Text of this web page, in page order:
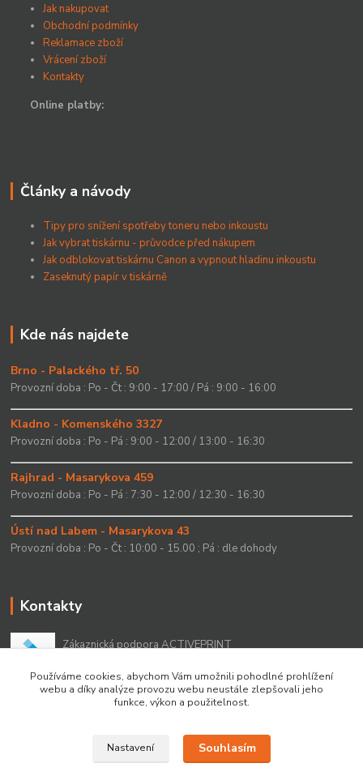
Jak nakupovat
Obchodní podmínky
Reklamace zboží
Vrácení zboží
Kontakty
Online platby:
Články a návody
Tipy pro snížení spotřeby toneru nebo inkoustu
Jak vybrat tiskárnu - průvodce před nákupem
Jak odblokovat tiskárnu Canon a vypnout hladinu inkoustu
Zaseknutý papír v tiskárně
Kde nás najdete
Brno - Palackého tř. 50
Provozní doba : Po - Čt : 9:00 - 17:00 / Pá : 9:00 - 16:00
Kladno - Komenského 3327
Provozní doba : Po - Pá : 9:00 - 12:00 / 13:00 - 16:30
Rajhrad - Masarykova 459
Provozní doba : Po - Pá : 7:30 - 12:00 / 12:30 - 16:30
Ústí nad Labem - Masarykova 43
Provozní doba : Po - Čt : 10:00 - 15.00 ; Pá : dle dohody
Kontakty
Zákaznická podpora ACTIVEPRINT
info@activeprint.cz
Používáme cookies, abychom Vám umožnili pohodlné prohlížení
webu a díky analýze provozu webu neustále zlepšovali jeho
funkce, výkon a použitelnost.
Nastavení Souhlasím